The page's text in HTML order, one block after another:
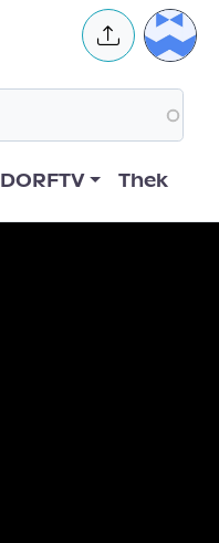
User
DORFTV Thek